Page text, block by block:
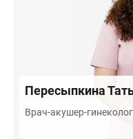
Пересыпкина
Врач-акушер-гинеколог